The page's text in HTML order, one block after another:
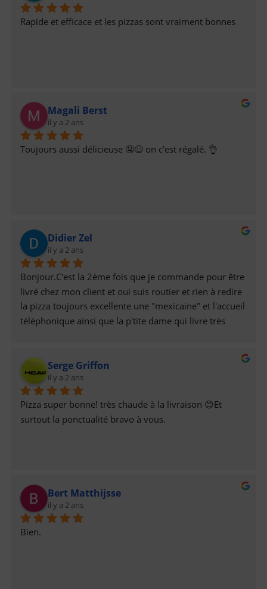
Rapide et efficace et les pizzas sont vraiment bonnes
Magali Berst
il y a 2 ans
Toujours aussi délicieuse 🤤😋 on c'est régalé. 👌
Didier Zel
il y a 2 ans
Bonjour.C'est la 2ème fois que je commande pour être
livré chez mon client et oui suis routier et rien à redire
la pizza toujours excellente une "mexicaine" et l'accueil
téléphonique ainsi que la p'tite dame qui livre très
problèmes.Cordialement le chauffeur 🙂😉
Serge Griffon
il y a 2 ans
Pizza super bonne! très chaude à la livraison 😊Et
surtout la ponctualité bravo à vous.
Bert Matthijsse
il y a 2 ans
Bien.